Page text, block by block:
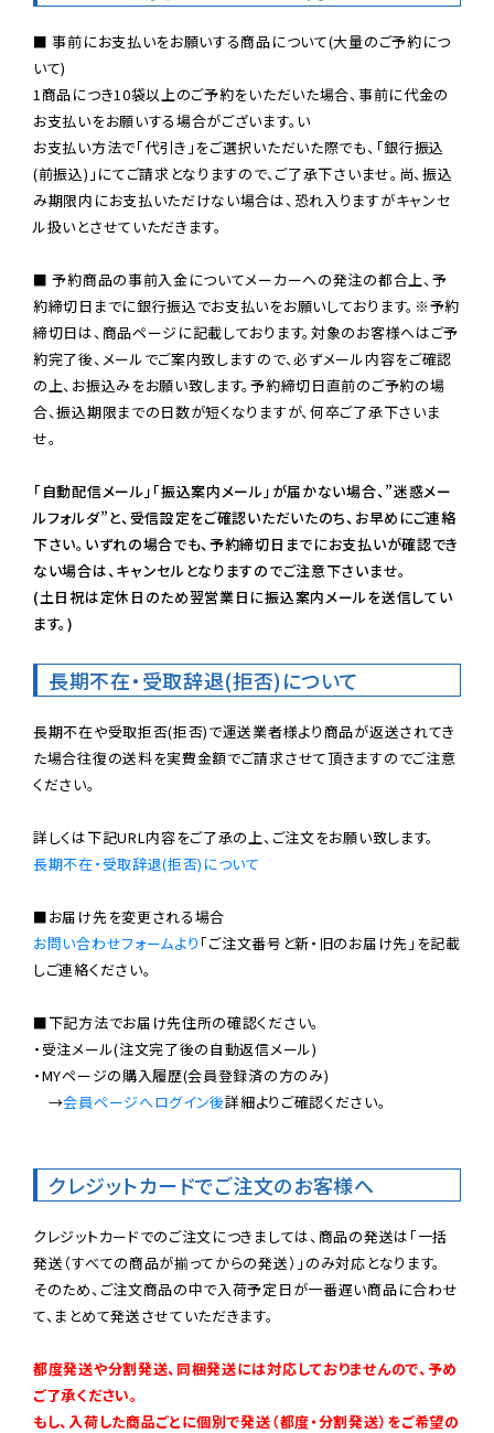
■ 事前にお支払いをお願いする商品について(大量のご予約につ
いて)
1商品につき10袋以上のご予約をいただいた場合、事前に代金の
お支払いをお願いする場合がございます。い
お支払い方法で「代引き」をご選択いただいた際でも、「銀行振込
(前振込)」にてご請求となりますので、ご了承下さいませ。尚、振込
み期限内にお支払いただけない場合は、恐れ入りますがキャンセ
ル扱いとさせていただきます。
■ 予約商品の事前入金についてメーカーへの発注の都合上、予
約締切日までに銀行振込でお支払いをお願いしております。※予約
締切日は、商品ページに記載しております。対象のお客様へはご予
約完了後、メールでご案内致しますので、必ずメール内容をご確認
の上、お振込みをお願い致します。予約締切日直前のご予約の場
合、振込期限までの日数が短くなりますが、何卒ご了承下さいま
せ。
「自動配信メール」「振込案内メール」が届かない場合、”迷惑メー
ルフォルダ”と、受信設定をご確認いただいたのち、お早めにご連絡
下さい。いずれの場合でも、予約締切日までにお支払いが確認でき
ない場合は、キャンセルとなりますのでご注意下さいませ。
(土日祝は定休日のため翌営業日に振込案内メールを送信してい
ます。)
長期不在・受取辞退(拒否)について
長期不在や受取拒否(拒否)で運送業者様より商品が返送されてき
た場合往復の送料を実費金額でご請求させて頂きますのでご注意
ください。
長期不在・受取辞退(拒否)について
お問い合わせフォームより 「ご注文番号と新・旧のお届け先」を記載
しご連絡ください。
■下記方法でお届け先住所の確認ください。
・受注メール(注文完了後の自動返信メール)
・MYページの購入履歴(会員登録済の方のみ)
→会員ページへログイン後詳細よりご確認ください。
クレジットカードでご注文のお客様へ
クレジットカードでのご注文につきましては、商品の発送は「一括
発送（すべての商品が揃ってからの発送）」のみ対応となります。
そのため、ご注文商品の中で入荷予定日が一番遅い商品に合わせ
て、まとめて発送させていただきます。
都度発送や分割発送、同梱発送には対応しておりませんので、予め
ご了承ください。
もし、入荷した商品ごとに個別で発送（都度・分割発送）をご希望の